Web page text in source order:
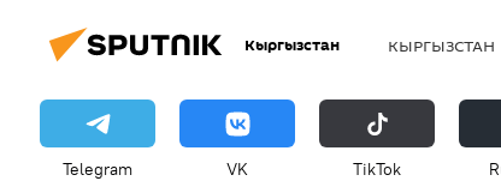
Кыргызстан КЫРГЫЗСТАН
Telegram VK ТikТоk